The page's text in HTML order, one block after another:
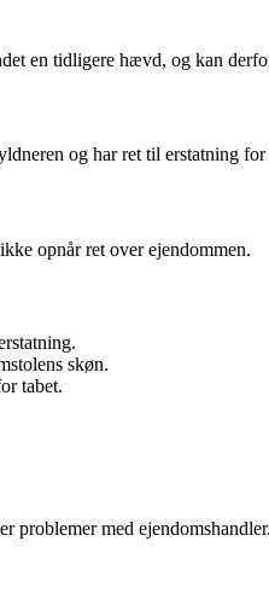
en tidligere hævd, og kan
og har ret til erstatning
opnår ret over ejendommen.
skøn.
tabet.
problemer med ejendomshandler.